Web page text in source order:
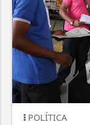
POLÍTICA